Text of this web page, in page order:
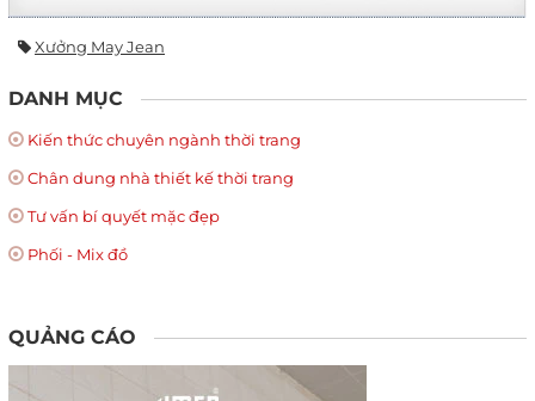
Xưởng May Jean
DANH MỤC
Kiến thức chuyên ngành thời trang
Chân dung nhà thiết kế thời trang
Tư vấn bí quyết mặc đẹp
Phối - Mix đồ
QUẢNG CÁO